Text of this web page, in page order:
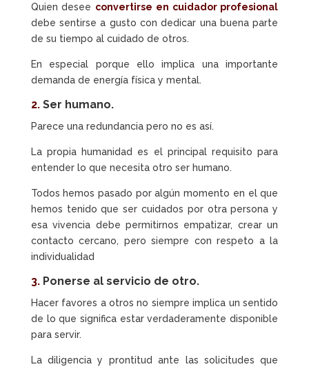
Quien desee convertirse en cuidador profesional
debe sentirse a gusto con dedicar una buena parte
de su tiempo al cuidado de otros.
En especial porque ello implica una importante
demanda de energía física y mental.
2.Ser humano.
Parece una redundancia pero no es así.
La propia humanidad es el principal requisito para
entender lo que necesita otro ser humano.
Todos hemos pasado por algún momento en el que
hemos tenido que ser cuidados por otra persona y
esa vivencia debe permitirnos empatizar, crear un
contacto cercano, pero siempre con respeto a la
individualidad
3.Ponerse al servicio de otro.
Hacer favores a otros no siempre implica un sentido
de lo que significa estar verdaderamente disponible
para servir.
La diligencia y prontitud ante las solicitudes que